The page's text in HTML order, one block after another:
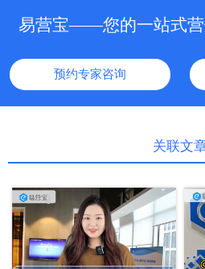
易营宝——您的一站式营
预约专家咨询
关联文